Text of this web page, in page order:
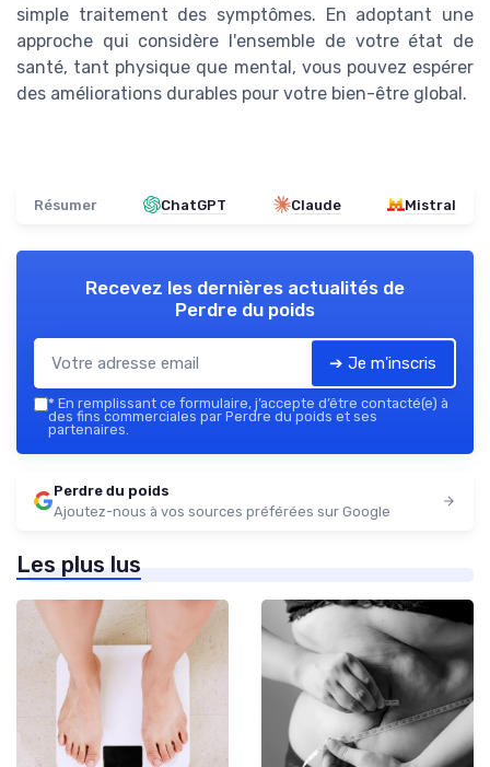
simple traitement des symptômes. En adoptant une
approche qui considère l'ensemble de votre état de
santé, tant physique que mental, vous pouvez espérer
des améliorations durables pour votre bien-être global.
Résumer ChatGPT Claude Mistral
Recevez les dernières actualités de
Perdre du poids
➔ Je m'inscris
* En remplissant ce formulaire, j’accepte d’être contacté(e) à
des fins commerciales par Perdre du poids et ses
partenaires.
Perdre du poids
Ajoutez-nous à vos sources préférées sur Google
Les plus lus